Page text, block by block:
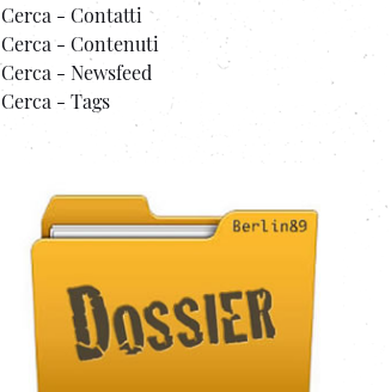
Cerca - Contatti
Cerca - Contenuti
Cerca - Newsfeed
Cerca - Tags